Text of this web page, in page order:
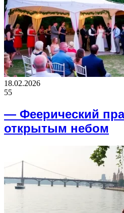
18.02.2026
55
— Феерический
открытым небом